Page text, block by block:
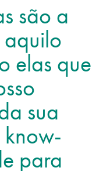
são a
aquilo
elas que
sua
para